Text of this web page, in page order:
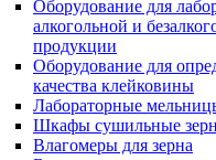
Оборудование для
алкогольной и
продукции
Оборудование для
качества клейковины
Лабораторные
Шкафы сушильные
Влагомеры для зерна